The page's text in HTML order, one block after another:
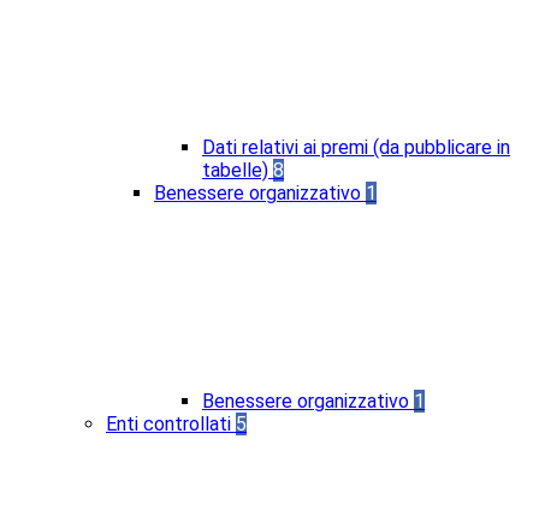
Dati relativi ai premi (da pubblicare in
tabelle) 8
Benessere organizzativo 1
Benessere organizzativo 1
Enti controllati 5